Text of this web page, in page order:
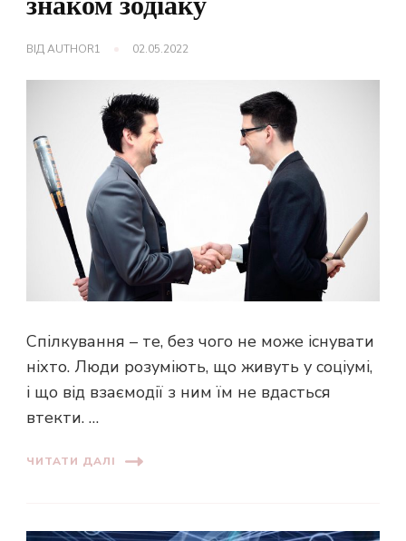
знаком зодіаку
ВІДAUTHOR1 02.05.2022
Спілкування – те, без чого не може існувати
ніхто. Люди розуміють, що живуть у соціумі,
і що від взаємодії з ним їм не вдасться
втекти. …
ЧИТАТИ ДАЛІ